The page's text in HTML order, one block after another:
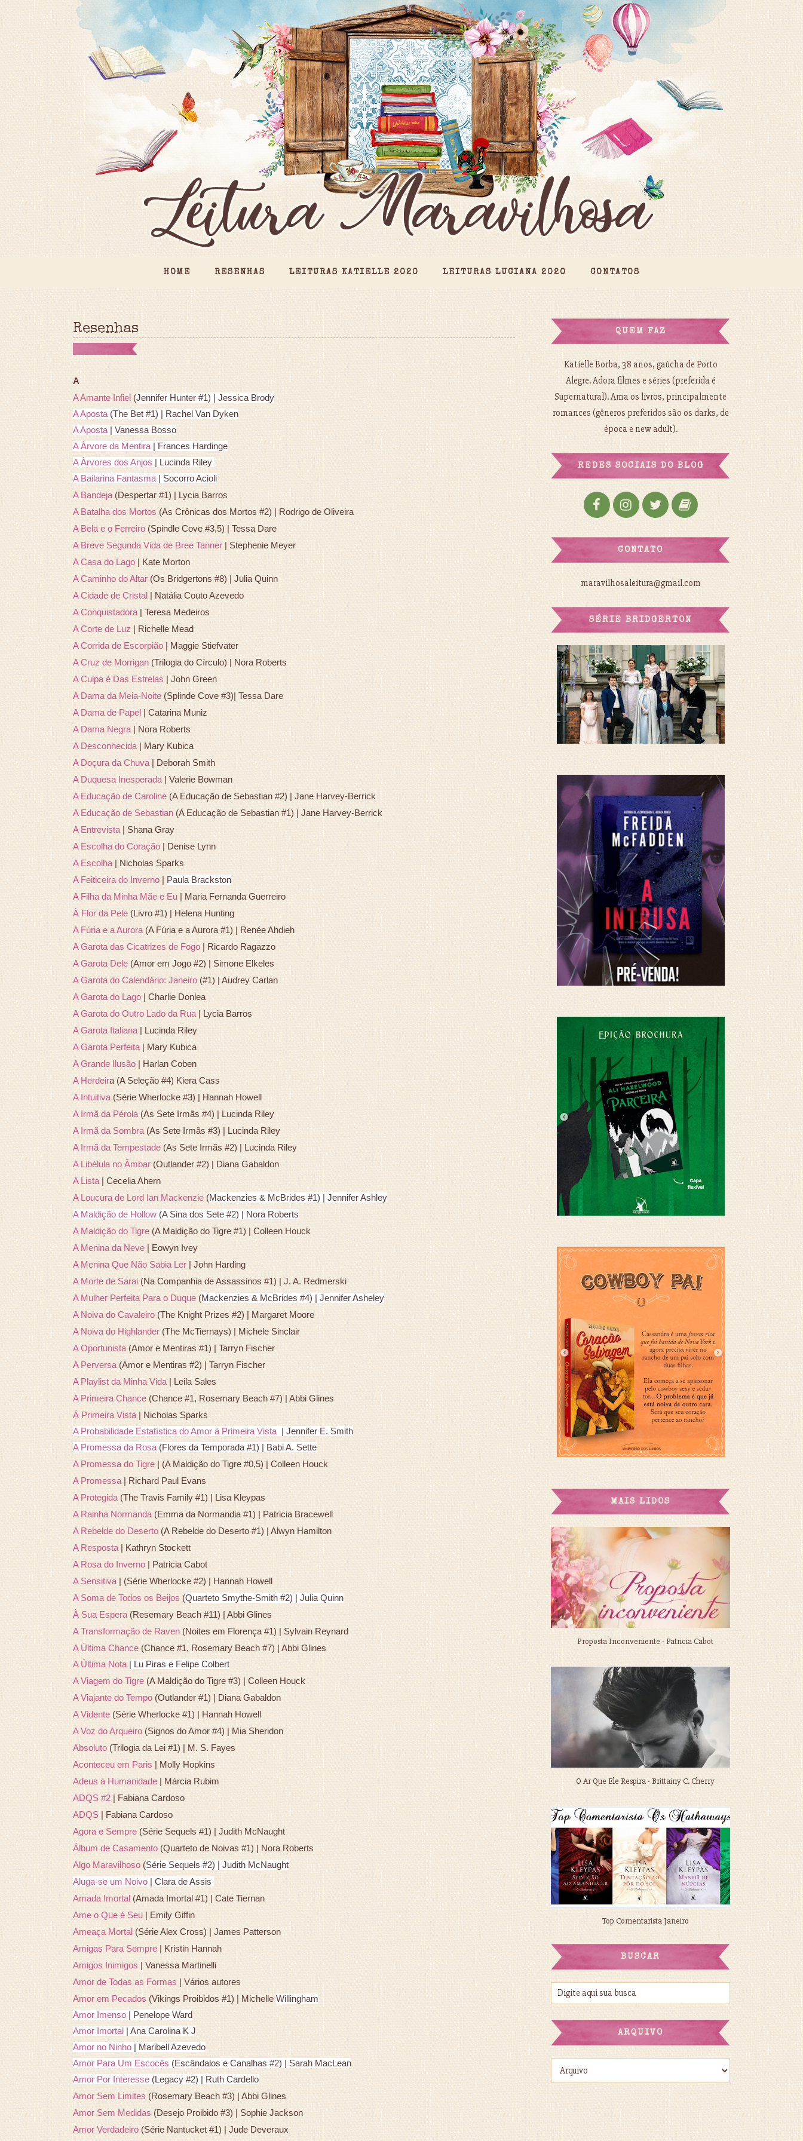
HOME RESENHAS LEITURAS KATIELLE 2020 LEITURAS LUCIANA 2020 CONTATOS
Resenhas
A
A Amante Infiel(Jennifer Hunter #1) | Jessica Brody
A Aposta (The Bet #1) | Rachel Van Dyken
A Aposta | Vanessa Bosso
A Àrvore da Mentira | Frances Hardinge
A Àrvores dos Anjos | Lucinda Riley
A Bailarina Fantasma | Socorro Acioli
A Bandeja(Despertar #1) | Lycia Barros
A Batalha dos Mortos(As Crônicas dos Mortos #2) | Rodrigo de Oliveira
A Bela e o Ferreiro(Spindle Cove #3,5) | Tessa Dare
A Breve Segunda Vida de Bree Tanner | Stephenie Meyer
A Casa do Lago| Kate Morton
A Caminho do Altar (Os Bridgertons #8) | Julia Quinn
A Cidade de Cristal | Natália Couto Azevedo
A Conquistadora | Teresa Medeiros
A Corte de Luz | Richelle Mead
A Corrida de Escorpião | Maggie Stiefvater
A Cruz de Morrigan (Trilogia do Círculo) | Nora Roberts
A Culpa é Das Estrelas | John Green
A Dama da Meia-Noite (Splinde Cove #3)| Tessa Dare
A Dama de Papel | Catarina Muniz
A Dama Negra| Nora Roberts
A Desconhecida | Mary Kubica
A Doçura da Chuva | Deborah Smith
A Duquesa Inesperada | Valerie Bowman
A Educação de Caroline (A Educação de Sebastian #2) | Jane Harvey-Berrick
A Educação de Sebastian(A Educação de Sebastian #1) | Jane Harvey-Berrick
A Entrevista | Shana Gray
A Escolha do Coração| Denise Lynn
A Escolha | Nicholas Sparks
A Feiticeira do Inverno|Paula Brackston
A Filha da Minha Mãe e Eu | Maria Fernanda Guerreiro
À Flor da Pele(Livro #1) | Helena Hunting
A Fúria e a Aurora(A Fúria e a Aurora #1) | Renée Ahdieh
A Garota das Cicatrizes de Fogo| Ricardo Ragazzo
A Garota Dele (Amor em Jogo #2) | Simone Elkeles
A Garota do Calendário: Janeiro (#1) | Audrey Carlan
A Garota do Lago| Charlie Donlea
A Garota do Outro Lado da Rua | Lycia Barros
A Garota Italiana | Lucinda Riley
A Garota Perfeita | Mary Kubica
A Grande Ilusão | Harlan Coben
A Herdeira (A Seleção #4) Kiera Cass
A Intuitiva(Série Wherlocke #3) | Hannah Howell
A Irmã da Pérola (As Sete Irmãs #4) | Lucinda Riley
A Irmã da Sombra (As Sete Irmãs #3) | Lucinda Riley
A Irmã da Tempestade(As Sete Irmãs #2) | Lucinda Riley
A Libélula no Âmbar(Outlander #2) | Diana Gabaldon
A Lista| Cecelia Ahern
A Loucura de Lord Ian Mackenzie (Mackenzies & McBrides #1) | Jennifer Ashley
A Maldição de Hollow (A Sina dos Sete #2) | Nora Roberts
A Maldição do Tigre (A Maldição do Tigre #1) | Colleen Houck
A Menina da Neve| Eowyn Ivey
A Menina Que Não Sabia Ler| John Harding
A Morte de Sarai(Na Companhia de Assassinos #1) | J. A. Redmerski
A Mulher Perfeita Para o Duque(Mackenzies & McBrides #4) | Jennifer Asheley
A Noiva do Cavaleiro (The Knight Prizes #2) | Margaret Moore
A Noiva do Highlander (The McTiernays) | Michele Sinclair
A Oportunista (Amor e Mentiras #1) | Tarryn Fischer
A Perversa(Amor e Mentiras #2) | Tarryn Fischer
A Playlist da Minha Vida| Leila Sales
A Primeira Chance(Chance #1, Rosemary Beach #7) | Abbi Glines
À Primeira Vista| Nicholas Sparks
A Probabilidade Estatística do Amor à Primeira Vista | Jennifer E. Smith
A Promessa da Rosa (Flores da Temporada #1) | Babi A. Sette
A Promessa do Tigre| (A Maldição do Tigre #0,5) | Colleen Houck
A Promessa| Richard Paul Evans
A Protegida (The Travis Family #1) | Lisa Kleypas
A Rainha Normanda (Emma da Normandia #1) | Patricia Bracewell
A Rebelde do Deserto (A Rebelde do Deserto #1) | Alwyn Hamilton
A Resposta | Kathryn Stockett
A Rosa do Inverno | Patricia Cabot
A Sensitiva | (Série Wherlocke #2) | Hannah Howell
A Soma de Todos os Beijos (Quarteto Smythe-Smith #2) | Julia Quinn
À Sua Espera(Resemary Beach #11) | Abbi Glines
A Transformação de Raven(Noites em Florença #1) | Sylvain Reynard
A Última Chance (Chance #1, Rosemary Beach #7) | Abbi Glines
A Última Nota | Lu Piras e Felipe Colbert
A Viagem do Tigre(A Maldição do Tigre #3) | Colleen Houck
A Viajante do Tempo(Outlander #1) | Diana Gabaldon
A Vidente(Série Wherlocke #1) | Hannah Howell
A Voz do Arqueiro(Signos do Amor #4) | Mia Sheridon
Absoluto(Trilogia da Lei #1) | M. S. Fayes
Aconteceu em Paris | Molly Hopkins
Adeus à Humanidade | Márcia Rubim
ADQS #2| Fabiana Cardoso
ADQS| Fabiana Cardoso
Agora e Sempre(Série Sequels #1) | Judith McNaught
Álbum de Casamento(Quarteto de Noivas #1) | Nora Roberts
Algo Maravilhoso(Série Sequels #2) | Judith McNaught
Aluga-se um Noivo | Clara de Assis
Amada Imortal (Amada Imortal #1) | Cate Tiernan
Ame o Que é Seu | Emily Giffin
Ameaça Mortal(Série Alex Cross) | James Patterson
Amigas Para Sempre| Kristin Hannah
Amigos Inimigos | Vanessa Martinelli
Amor de Todas as Formas | Vários autores
Amor em Pecados (Vikings Proibidos #1) | Michelle Willingham
Amor Imenso | Penelope Ward
Amor Imortal | Ana Carolina K J
Amor no Ninho | Maribell Azevedo
Amor Para Um Escocês (Escândalos e Canalhas #2) | Sarah MacLean
Amor Por Interesse (Legacy #2) | Ruth Cardello
Amor Sem Limites (Rosemary Beach #3) | Abbi Glines
Amor Sem Medidas (Desejo Proibido #3) | Sophie Jackson
Amor Verdadeiro (Série Nantucket #1) | Jude Deveraux
QUEM FAZ
Katielle Borba, 38 anos, gaúcha de Porto
Alegre. Adora filmes e séries (preferida é
Supernatural). Ama os livros, principalmente
romances (gêneros preferidos são os darks, de
época e new adult).
REDES SOCIAIS DO BLOG
CONTATO
maravilhosaleitura@gmail.com
SÉRIE BRIDGERTON
MAIS LIDOS
Proposta Inconveniente - Patricia Cabot
O Ar Que Ele Respira - Brittainy C. Cherry
Top Comentarista Janeiro
BUSCAR
ARQUIVO